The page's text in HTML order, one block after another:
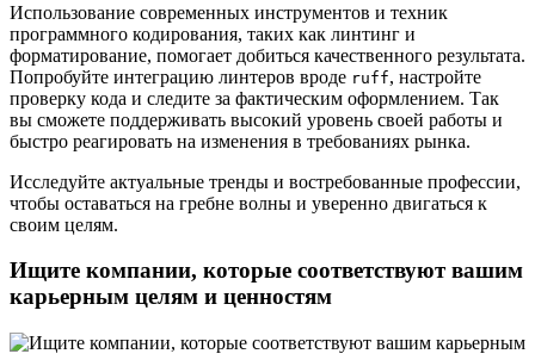
Использование современных инструментов и техник
программного кодирования, таких как линтинг и
форматирование, помогает добиться качественного результата.
Попробуйте интеграцию линтеров вроде ruff, настройте
проверку кода и следите за фактическим оформлением. Так
вы сможете поддерживать высокий уровень своей работы и
быстро реагировать на изменения в требованиях рынка.
Исследуйте актуальные тренды и востребованные профессии,
чтобы оставаться на гребне волны и уверенно двигаться к
своим целям.
Ищите компании, которые соответствуют вашим
карьерным целям и ценностям